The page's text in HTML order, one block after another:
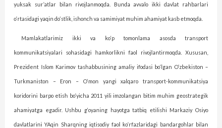
yuksak sur’at­lar bilan rivojlanmoqda. Bunda avvalo ikki davlat rahbarlari
o‘rtasidagi yaqin do‘stlik, ishonch va samimiyat muhim ahamiyat kasb etmoqda.
Mamlakatlarimiz ikki va ko‘p tomonlama asosda transport
kommunikatsiyalari sohasidagi hamkorlikni faol rivojlantirmoqda. Xususan,
Prezident Islom Karimov tashabbusining amaliy ifodasi bo‘lgan O‘zbekiston –
Turkmaniston – Eron – O‘mon yangi xalqaro transport-kommunikatsiya
koridorini barpo etish bo‘yicha 2011 yili imzolangan bitim muhim geostrategik
ahamiyatga egadir. Ushbu g‘oya­ning hayotga tatbiq etilishi Markaziy Osiyo
davlatlarini YAqin Sharqning iqtisodiy faol ko‘rfazlaridagi bandargohlar bilan